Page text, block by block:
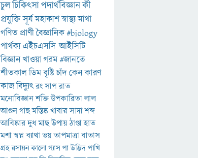
চুলচিকিৎসাপদার্থবিজ্ঞানকী
প্রযুক্তিসূর্যমহাকাশস্বাস্থ্যমাথা
গণিত প্রাণীবৈজ্ঞানিক#biology
পার্থক্য এইচএসসি-আইসিটি
বিজ্ঞানখাওয়াগরম#জানতে
শীতকালডিমবৃষ্টিচাঁদকেনকারণ
কাজবিদ্যুৎরংসাপরাত
মনোবিজ্ঞানশক্তিউপকারিতালাল
আগুনগাছমস্তিষ্কখাবারসাদাশব্দ
আবিষ্কারদুধমাছউপায়ঠাণ্ডাহাত
মশাস্বপ্নব্যাথাভয়তাপমাত্রাবাতাস
গ্রহরসায়নকালোগ্যাসপাউদ্ভিদপাখি